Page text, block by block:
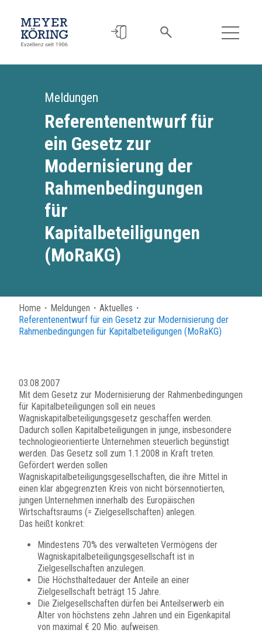
Meldungen
Referentenentwurf für
ein Gesetz zur
Modernisierung der
Rahmenbedingungen
für
Kapitalbeteiligungen
(MoRaKG)
Home ・ Meldungen ・ Aktuelles ・
Referentenentwurf für ein Gesetz zur Modernisierung der
Rahmenbedingungen für Kapitalbeteiligungen (MoRaKG)
03.08.2007
Mit dem Gesetz zur Modernisierung der Rahmenbedingungen
für Kapitalbeteiligungen soll ein neues
Wagniskapitalbeteiligungsgesetz geschaffen werden.
Dadurch sollen Kapitalbeteiligungen in junge, insbesondere
technologieorientierte Unternehmen steuerlich begünstigt
werden. Das Gesetz soll zum 1.1.2008 in Kraft treten.
Gefördert werden sollen
Wagniskapitalbeteiligungsgesellschaften, die ihre Mittel in
einen klar abgegrenzten Kreis von nicht börsennotierten,
jungen Unternehmen innerhalb des Europäischen
Wirtschaftsraums (= Zielgesellschaften) anlegen.
Das heißt konkret:
Mindestens 70% des verwalteten Vermögens der
Wagniskapitalbeteiligungsgesellschaft ist in
Zielgesellschaften anzulegen.
Die Höchsthaltedauer der Anteile an einer
Zielgesellschaft beträgt 15 Jahre.
Die Zielgesellschaften dürfen bei Anteilserwerb ein
Alter von höchstens zehn Jahren und ein Eigenkapital
von maximal € 20 Mio. aufweisen.